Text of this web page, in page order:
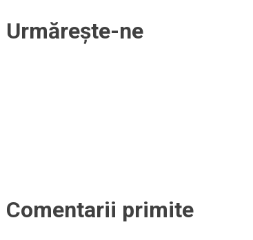
Urmărește-ne
Comentarii primite